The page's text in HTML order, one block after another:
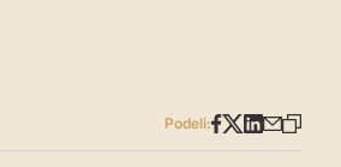
Podeli: